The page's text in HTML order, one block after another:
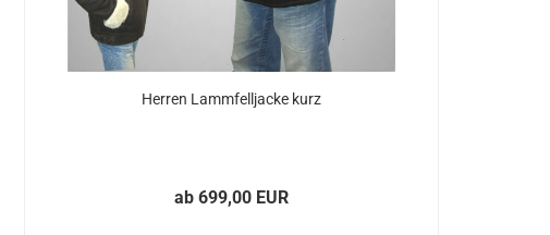
Her­ren Lamm­fell­ja­cke kurz
ab 699,00 EUR